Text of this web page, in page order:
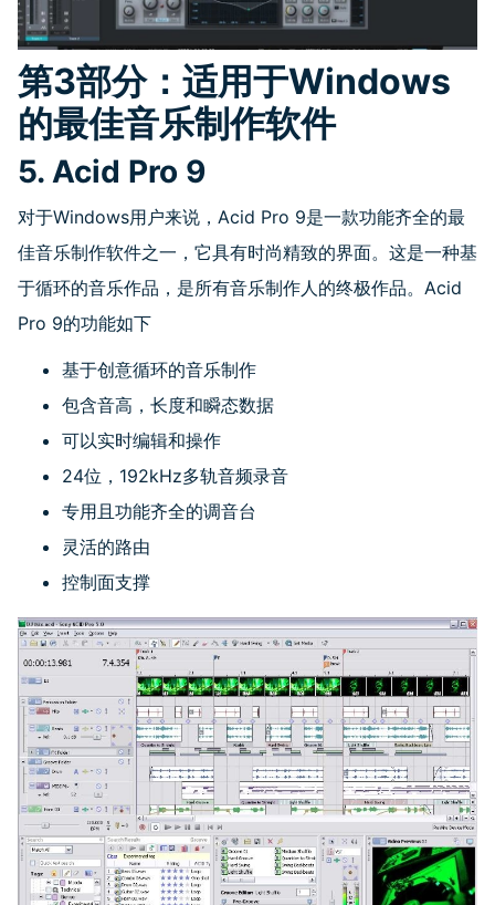
第3部分：适用于Windows
的最佳音乐制作软件
5. Acid Pro 9
对于Windows用户来说， Acid Pro 9是一款功能齐全的最
佳音乐制作软件之一，它具有时尚精致的界面。这是一种基
于循环的音乐作品，是所有音乐制作人的终极作品。 Acid
Pro 9的功能如下
基于创意循环的音乐制作
包含音高，长度和瞬态数据
可以实时编辑和操作
24位， 192kHz多轨音频录音
专用且功能齐全的调音台
灵活的路由
控制面支撑